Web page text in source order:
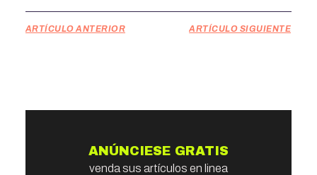
ARTÍCULO ANTERIOR ARTÍCULO SIGUIENTE
ANÚNCIESE GRATIS
venda sus artículos en linea